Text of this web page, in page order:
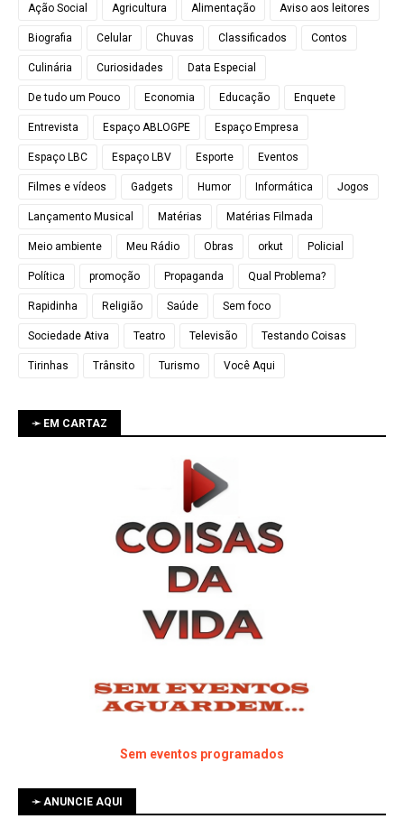
Ação Social Agricultura Alimentação Aviso aos leitores
Biografia Celular Chuvas Classificados Contos
Culinária Curiosidades Data Especial
De tudo um Pouco Economia Educação Enquete
Entrevista Espaço ABLOGPE Espaço Empresa
Espaço LBC Espaço LBV Esporte Eventos
Filmes e vídeos Gadgets Humor Informática Jogos
Lançamento Musical Matérias Matérias Filmada
Meio ambiente Meu Rádio Obras orkut Policial
Política promoção Propaganda Qual Problema?
Rapidinha Religião Saúde Sem foco
Sociedade Ativa Teatro Televisão Testando Coisas
Tirinhas Trânsito Turismo Você Aqui
➛ EM CARTAZ
Sem eventos programados
➛ ANUNCIE AQUI